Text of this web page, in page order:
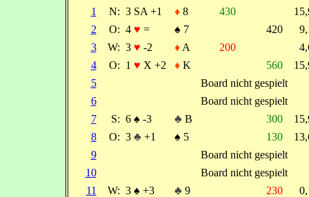
1
N: 3 SA +1 ♦8 430
2
O: 4 ♥ = ♠ 7 420
3
W: 3 ♥ -2 ♦A 200
4
O: 1 ♥ X +2 ♦K 560
5
Board nicht gespielt
6
Board nicht gespielt
7
S: 6 ♠ -3 ♣ B 300
8
O: 3 ♣ +1 ♠ 5 130
9
Board nicht gespielt
10
Board nicht gespielt
11
W: 3 ♠ +3 ♣ 9 230